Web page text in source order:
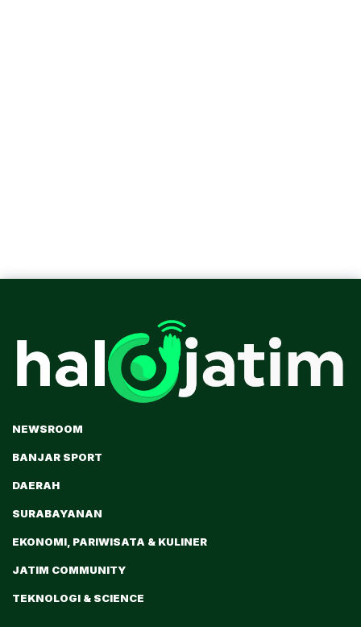
NEWSROOM
BANJAR SPORT
DAERAH
SURABAYANAN
EKONOMI, PARIWISATA & KULINER
JATIM COMMUNITY
TEKNOLOGI & SCIENCE